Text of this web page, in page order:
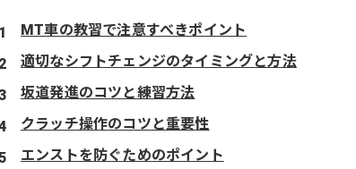
MT車の教習で注意すべきポイント
適切なシフトチェンジのタイミングと方法
坂道発進のコツと練習方法
クラッチ操作のコツと重要性
エンストを防ぐためのポイント